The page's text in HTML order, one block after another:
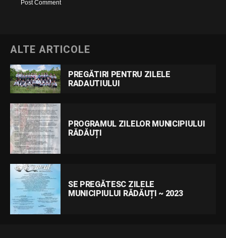
ALTE ARTICOLE
PREGĂTIRI PENTRU ZILELE
RADAUTIULUI
PROGRAMUL ZILELOR MUNICIPIULUI
RĂDĂUȚI
SE PREGĂTESC ZILELE
MUNICIPIULUI RĂDĂUȚI ~ 2023